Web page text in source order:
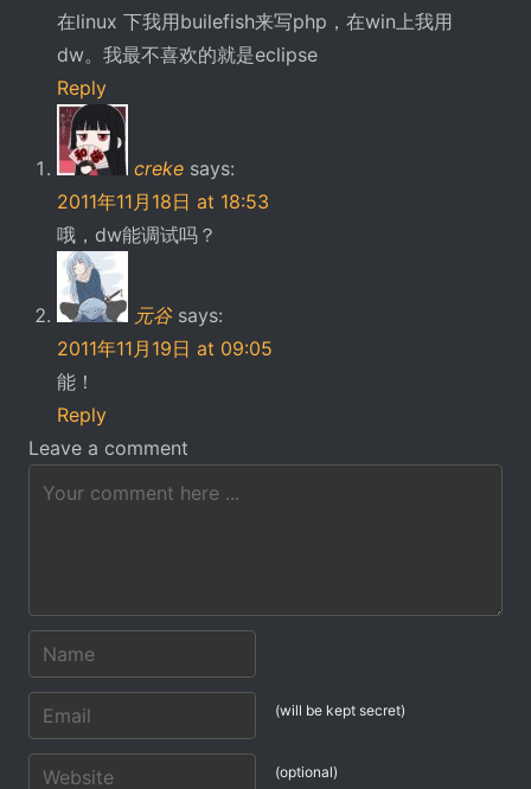
在linux 下我用builefish来写php，在win上我用
dw。我最不喜欢的就是eclipse
Reply
creke says:
2011年11月18日 at 18:53
哦，dw能调试吗？
元谷 says:
2011年11月19日 at 09:05
能！
Reply
Leave a comment
(will be kept secret)
(optional)